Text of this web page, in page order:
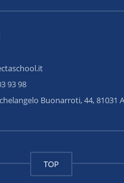
93 98
Buonarroti, 44, 81031
TOP